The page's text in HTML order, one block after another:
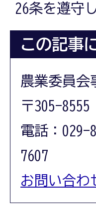
26条を遵守
この記事
農業委員
〒305-
電話：
7607
お問い合わ